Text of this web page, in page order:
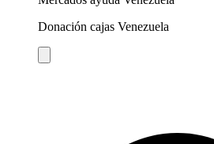
Donación cajas Venezuela